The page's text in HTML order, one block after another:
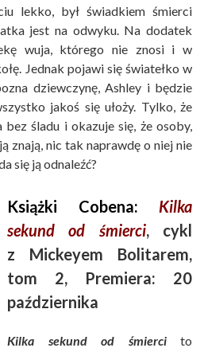
lekko, był świadkiem śmierci
jest na odwyku. Na dodatek
wuja, którego nie znosi i w
Jednak pojawi się światełko w
dziewczynę, Ashley i będzie
jakoś się ułoży. Tylko, że
śladu i okazuje się, że osoby,
znają, nic tak naprawdę o niej nie
się ją odnaleźć?
Książki Cobena:
Kilka
sekund od śmierci, cykl
z Mickeyem Bolitarem,
tom 2, Premiera: 20
października
Kilka sekund od śmiercito